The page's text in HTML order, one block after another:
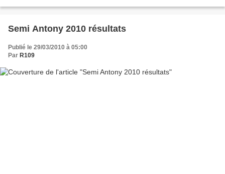
Semi Antony 2010 résultats
Publié le 29/03/2010 à 05:00
Par R109